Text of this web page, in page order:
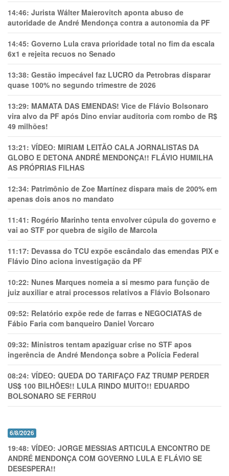
14:46: Jurista Wálter Maierovitch aponta abuso de
autoridade de André Mendonça contra a autonomia da PF
14:45: Governo Lula crava prioridade total no fim da escala
6x1 e rejeita recuos no Senado
13:38: Gestão impecável faz LUCRO da Petrobras disparar
quase 100% no segundo trimestre de 2026
13:29: MAMATA DAS EMENDAS! Vice de Flávio Bolsonaro
vira alvo da PF após Dino enviar auditoria com rombo de R$
49 milhões!
13:21: VÍDEO: MIRIAM LEITÃO CALA JORNALISTAS DA
GLOBO E DETONA ANDRÉ MENDONÇA!! FLÁVIO HUMILHA
AS PRÓPRIAS FILHAS
12:34: Patrimônio de Zoe Martínez dispara mais de 200% em
apenas dois anos no mandato
11:41: Rogério Marinho tenta envolver cúpula do governo e
vai ao STF por quebra de sigilo de Marcola
11:17: Devassa do TCU expõe escândalo das emendas PIX e
Flávio Dino aciona investigação da PF
10:22: Nunes Marques nomeia a si mesmo para função de
juiz auxiliar e atrai processos relativos a Flávio Bolsonaro
09:52: Relatório expõe rede de farras e NEGOCIATAS de
Fábio Faria com banqueiro Daniel Vorcaro
09:32: Ministros tentam apaziguar crise no STF apos
ingerência de André Mendonça sobre a Polícia Federal
08:24: VÍDEO: QUEDA DO TARIFAÇO FAZ TRUMP PERDER
US$ 100 BILHÕES!! LULA RINDO MUITO!! EDUARDO
BOLSONARO SE FERR0U
6/8/2026
19:48: VÍDEO: JORGE MESSIAS ARTICULA ENCONTRO DE
ANDRÉ MENDONÇA COM GOVERNO LULA E FLÁVIO SE
DESESPERA!!